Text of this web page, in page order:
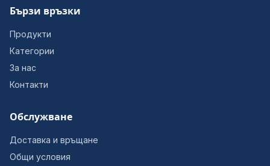
Бързи връзки
Продукти
Категории
За нас
Контакти
Обслужване
Доставка и връщане
Общи условия